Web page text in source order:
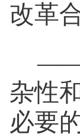
改革
杂性
必要